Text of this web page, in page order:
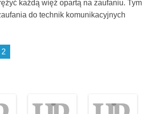
każdą więź opartą na zaufaniu. Tym
do technik komunikacyjnych
2